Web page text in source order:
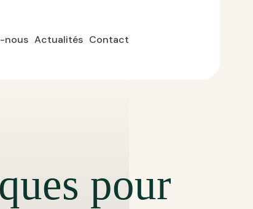
nous Actualités Contact
pour